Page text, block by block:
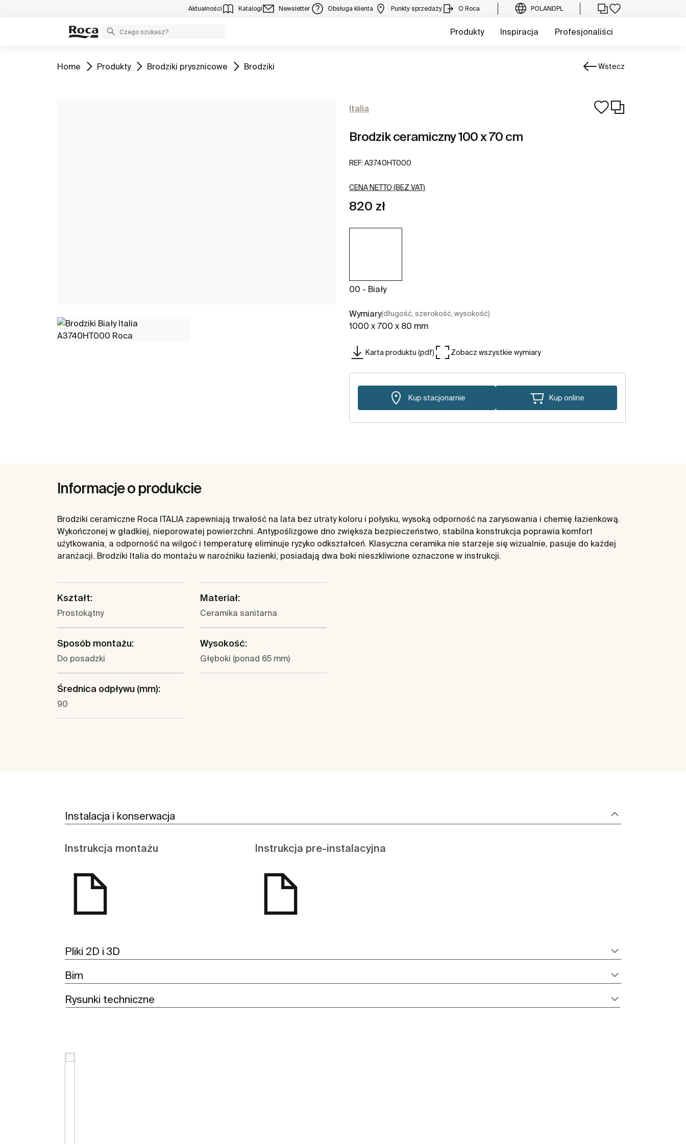
Aktualności Katalogi Newsletter Obsługa klienta Punkty sprzedaży O Roca POLANDPL
Produkty Inspiracja Profesjonaliści
Zobacz
Home Zobacz
Produkty Zobacz
Brodziki prysznicowe Zobacz
Brodziki Wstecz
Italia
Brodzik ceramiczny 100 x 70 cm
REF: A3740HT000
CENA NETTO (BEZ VAT)
820 zł
00 - Biały
Wymiary(długość, szerokość, wysokość)
1000 x 700 x 80 mm
Karta produktu (pdf) Zobacz wszystkie wymiary
Kup stacjonarnie Kup online
Informacje o produkcie
Brodziki ceramiczne Roca ITALIA zapewniają trwałość na lata bez utraty koloru i połysku, wysoką odporność na zarysowania i chemię łazienkową.
Wykończonej w gładkiej, nieporowatej powierzchni. Antypoślizgowe dno zwiększa bezpieczeństwo, stabilna konstrukcja poprawia komfort
użytkowania, a odporność na wilgoć i temperaturę eliminuje ryzyko odkształceń. Klasyczna ceramika nie starzeje się wizualnie, pasuje do każdej
aranżacji. Brodziki Italia do montażu w narożniku łazienki, posiadają dwa boki nieszkliwione oznaczone w instrukcji.
Kształt:
Prostokątny
Materiał:
Ceramika sanitarna
Sposób montażu:
Do posadzki
Wysokość:
Głęboki (ponad 65 mm)
Średnica odpływu (mm):
90
Instalacja i konserwacja
Instrukcja montażu Instrukcja pre-instalacyjna
Pliki 2D i 3D
Bim
Rysunki techniczne